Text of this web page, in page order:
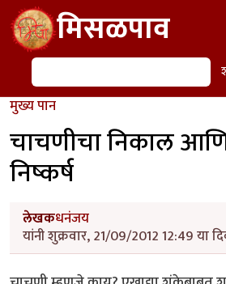
Skip to main contentमिसळपाव
शोध
मुख्य पान
चाचणीचा निकाल
निष्कर्ष
लेखकधनंजय
यांनी शुक्रवार, 21/09/2012 12:49 या